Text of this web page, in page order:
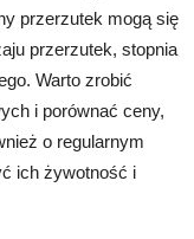
przerzutek mogą się
przerzutek, stopnia
Warto zrobić
i porównać ceny,
o regularnym
ich żywotność i